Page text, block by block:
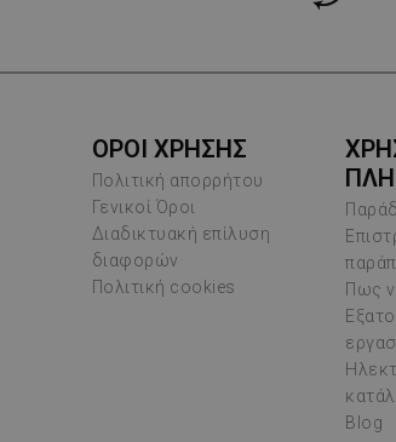
ΟΡΟΙ ΧΡΗΣΗΣ
Πολιτική απορρήτου
Γενικοί Όροι
Διαδικτυακή επίλυση
διαφορών
Πολιτική cookies
Πως
Blog